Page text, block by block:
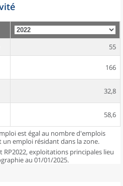
55
166
32,8
58,6
est égal au nombre d'emplois
un emploi résidant dans la zone.
RP2022, exploitations principales lieu
au 01/01/2025.